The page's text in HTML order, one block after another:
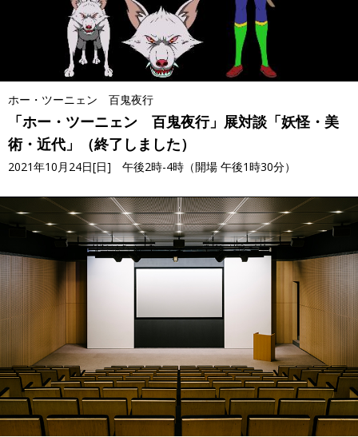
ホー・ツーニェン 百鬼夜行
「ホー・ツーニェン 百鬼夜行」展対談「妖怪・美
術・近代」（終了しました）
2021年10月24日[日] 午後2時-4時（開場 午後1時30分）